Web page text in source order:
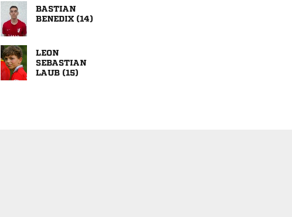

 


 